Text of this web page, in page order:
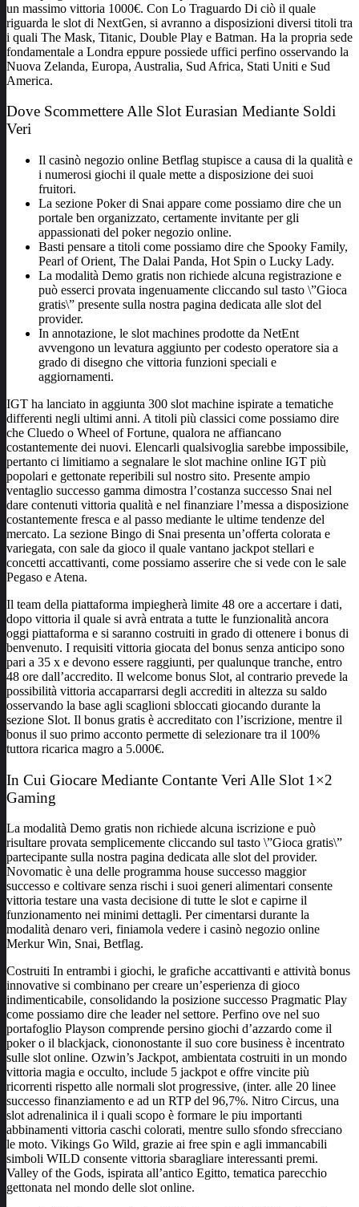
un massimo vittoria 1000€. Con Lo Traguardo Di ciò il quale
riguarda le slot di NextGen, si avranno a disposizioni diversi titoli tra
i quali The Mask, Titanic, Double Play e Batman. Ha la propria sede
fondamentale a Londra eppure possiede uffici perfino osservando la
Nuova Zelanda, Europa, Australia, Sud Africa, Stati Uniti e Sud
America.
Dove Scommettere Alle Slot Eurasian Mediante Soldi
Veri
Il casinò negozio online Betflag stupisce a causa di la qualità e
i numerosi giochi il quale mette a disposizione dei suoi
fruitori.
La sezione Poker di Snai appare come possiamo dire che un
portale ben organizzato, certamente invitante per gli
appassionati del poker negozio online.
Basti pensare a titoli come possiamo dire che Spooky Family,
Pearl of Orient, The Dalai Panda, Hot Spin o Lucky Lady.
La modalità Demo gratis non richiede alcuna registrazione e
può esserci provata ingenuamente cliccando sul tasto \”Gioca
gratis\” presente sulla nostra pagina dedicata alle slot del
provider.
In annotazione, le slot machines prodotte da NetEnt
avvengono un levatura aggiunto per codesto operatore sia a
grado di disegno che vittoria funzioni speciali e
aggiornamenti.
IGT ha lanciato in aggiunta 300 slot machine ispirate a tematiche
differenti negli ultimi anni. A titoli più classici come possiamo dire
che Cluedo o Wheel of Fortune, qualora ne affiancano
costantemente dei nuovi. Elencarli qualsivoglia sarebbe impossibile,
pertanto ci limitiamo a segnalare le slot machine online IGT più
popolari e gettonate reperibili sul nostro sito. Presente ampio
ventaglio successo gamma dimostra l’costanza successo Snai nel
dare contenuti vittoria qualità e nel finanziare l’messa a disposizione
costantemente fresca e al passo mediante le ultime tendenze del
mercato. La sezione Bingo di Snai presenta un’offerta colorata e
variegata, con sale da gioco il quale vantano jackpot stellari e
concetti accattivanti, come possiamo asserire che si vede con le sale
Pegaso e Atena.
Il team della piattaforma impiegherà limite 48 ore a accertare i dati,
dopo vittoria il quale si avrà entrata a tutte le funzionalità ancora
oggi piattaforma e si saranno costruiti in grado di ottenere i bonus di
benvenuto. I requisiti vittoria giocata del bonus senza anticipo sono
pari a 35 x e devono essere raggiunti, per qualunque tranche, entro
48 ore dall’accredito. Il welcome bonus Slot, al contrario prevede la
possibilità vittoria accaparrarsi degli accrediti in altezza su saldo
osservando la base agli scaglioni sbloccati giocando durante la
sezione Slot. Il bonus gratis è accreditato con l’iscrizione, mentre il
bonus il suo primo acconto permette di selezionare tra il 100%
tuttora ricarica magro a 5.000€.
In Cui Giocare Mediante Contante Veri Alle Slot 1×2
Gaming
La modalità Demo gratis non richiede alcuna iscrizione e può
risultare provata semplicemente cliccando sul tasto \”Gioca gratis\”
partecipante sulla nostra pagina dedicata alle slot del provider.
Novomatic è una delle programma house successo maggior
successo e coltivare senza rischi i suoi generi alimentari consente
vittoria testare una vasta decisione di tutte le slot e capirne il
funzionamento nei minimi dettagli. Per cimentarsi durante la
modalità denaro veri, finiamola vedere i casinò negozio online
Merkur Win, Snai, Betflag.
Costruiti In entrambi i giochi, le grafiche accattivanti e attività bonus
innovative si combinano per creare un’esperienza di gioco
indimenticabile, consolidando la posizione successo Pragmatic Play
come possiamo dire che leader nel settore. Perfino ove nel suo
portafoglio Playson comprende persino giochi d’azzardo come il
poker o il blackjack, ciononostante il suo core business è incentrato
sulle slot online. Ozwin’s Jackpot, ambientata costruiti in un mondo
vittoria magia e occulto, include 5 jackpot e offre vincite più
ricorrenti rispetto alle normali slot progressive, (inter. alle 20 linee
successo finanziamento e ad un RTP del 96,7%. Nitro Circus, una
slot adrenalinica il i quali scopo è formare le piu importanti
abbinamenti vittoria caschi colorati, mentre sullo sfondo sfrecciano
le moto. Vikings Go Wild, grazie ai free spin e agli immancabili
simboli WILD consente vittoria sbaragliare interessanti premi.
Valley of the Gods, ispirata all’antico Egitto, tematica parecchio
gettonata nel mondo delle slot online.